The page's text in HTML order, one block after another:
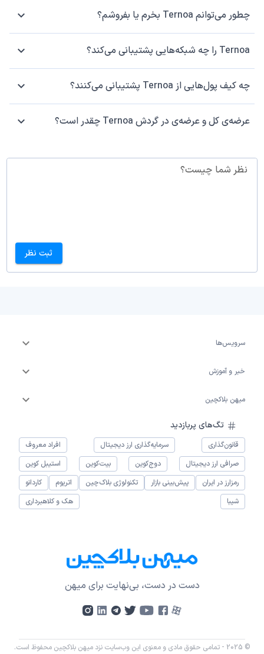
چطور می‌توانم Ternoa بخرم یا بفروشم؟
Ternoa را چه شبکه‌هایی پشتیبانی می‌کند؟
چه کیف پول‌هایی از Ternoa پشتیبانی می‌کنند؟
عرضه‌ی کل و عرضه‌ی در گردش Ternoa چقدر است؟
نظر شما چیست؟
ثبت نظر
سرویس‌ها
خبر و آموزش
میهن بلاکچین
تگ‌های پربازدید
قانون‌گذاری سرمایه‌گذاری ارز دیجیتال
افراد معروف
صرافی ارز دیجیتال
دوج‌کوین بیت‌کوین
استیبل کوین
رمزارز در ایران
پیش‌بینی بازار تکنولوژی بلاک‌چین اتریوم
کاردانو
شیبا
هک و کلاهبرداری
دست در دست، بی‌نهایت برای میهن
© 2025 - تمامی حقوق مادی و معنوی این وب‌سایت نزد میهن بلاکچین محفوظ است.